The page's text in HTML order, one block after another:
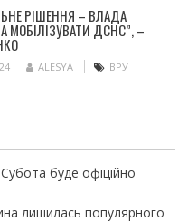
РІШЕННЯ – ВЛАДА
МОБІЛІЗУВАТИ ДСНС”, –
ALESYA ВРУ
буде офіційно
лишилась популярного